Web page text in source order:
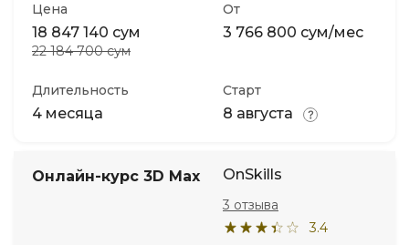
Цена
18 847 140 сум
22 184 700 сум
От
3 766 800 сум/мес
Длительность
4 месяца
Старт
8 августа
Онлайн-курс 3D Max OnSkills
3.4
3 отзыва